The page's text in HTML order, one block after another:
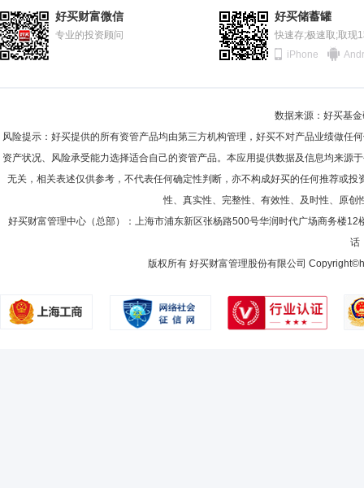
好买财富微信
专业的投资顾问
好买储蓄罐
快速存;极速取;取现
iPhone
数据来源：好买基
风险提示：好买提供的所有资管产品均由第三方机构管理，好买不对产品业绩做
资产状况、风险承受能力选择适合自己的资管产品。本应用提供数据及信息均来
无关，相关表述仅供参考，不代表任何确定性判断，亦不构成好买的任何推荐或
性、真实性、完整性、有效性、及时性、原
好买财富管理中心（总部）：上海市浦东新区张杨路500号华润时代广场商务楼12
话
版权所有 好买财富管理股份有限公司